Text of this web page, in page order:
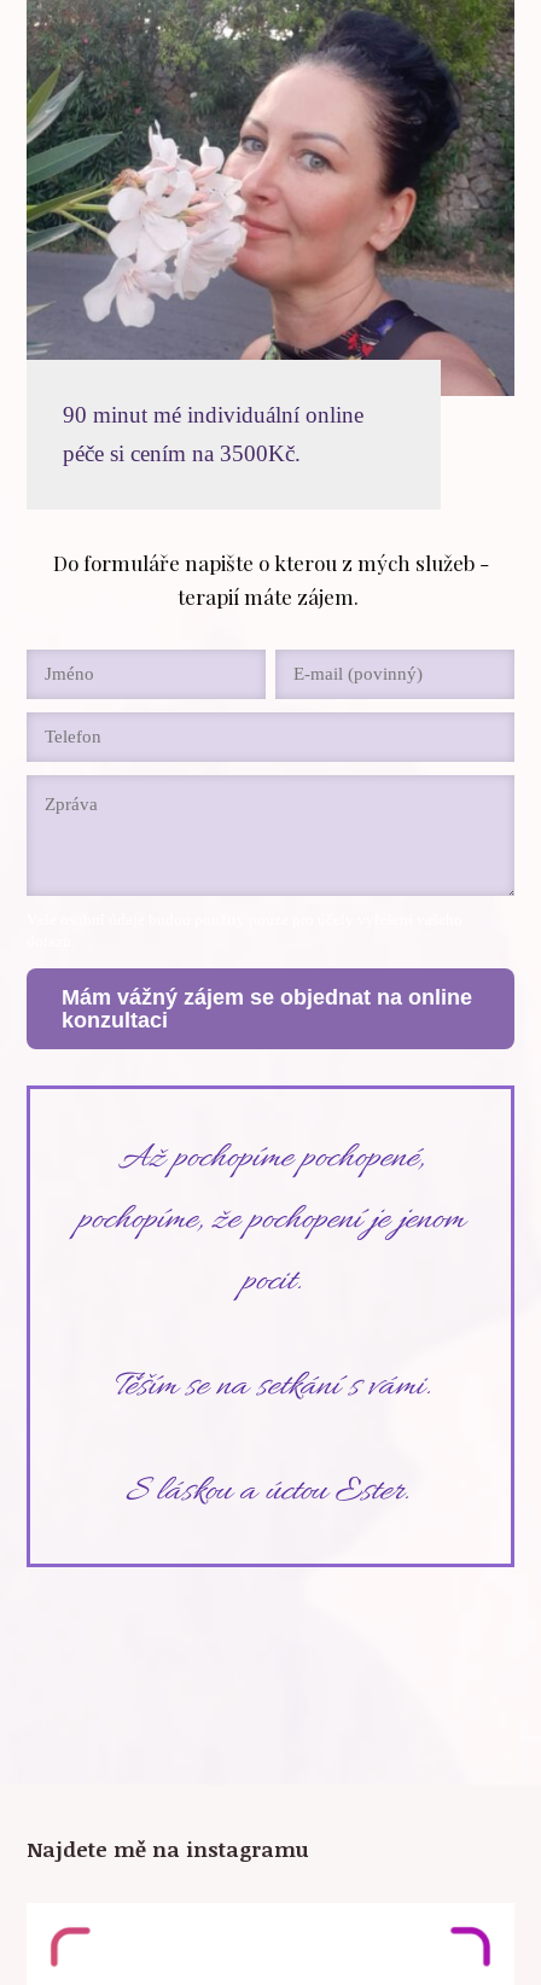
90 minut mé individuální online
péče si cením na 3500Kč.
Do formuláře napište o kterou z mých služeb -
terapií máte zájem.
Mám vážný zájem se objednat na online
konzultaci
Až pochopíme pochopené,
pochopíme, že pochopení je jenom
pocit.
Těším se na setkání s vámi.
S láskou a úctou Ester.
Najdete mě na instagramu